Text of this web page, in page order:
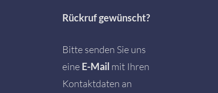
Rückruf gewünscht?
Bitte senden Sie uns
eine E-Mail mit Ihren
Kontaktdaten an